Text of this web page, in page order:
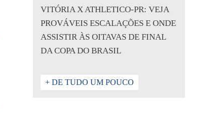
VITÓRIA X ATHLETICO-PR: VEJA
PROVÁVEIS ESCALAÇÕES E ONDE
ASSISTIR ÀS OITAVAS DE FINAL
DA COPA DO BRASIL
+ DE TUDO UM POUCO